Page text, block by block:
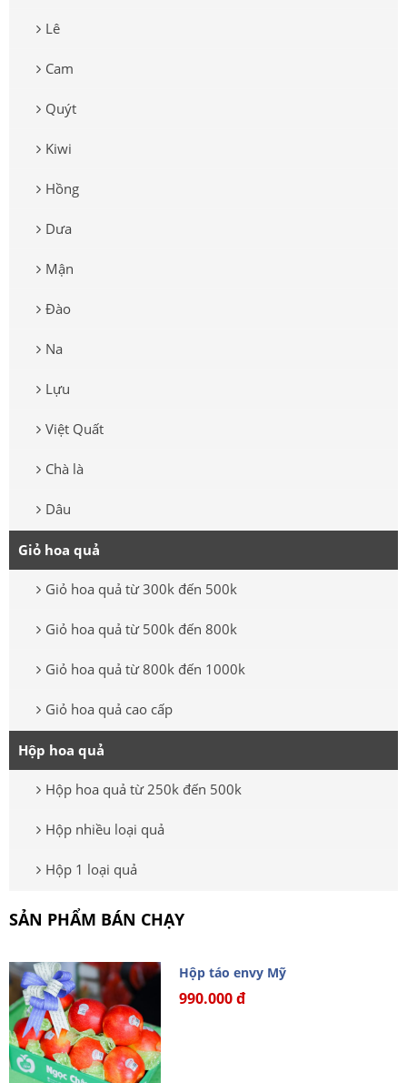
Lê
Cam
Quýt
Kiwi
Hồng
Dưa
Mận
Đào
Na
Lựu
Việt Quất
Chà là
Dâu
Giỏ hoa quả
Giỏ hoa quả từ 300k đến 500k
Giỏ hoa quả từ 500k đến 800k
Giỏ hoa quả từ 800k đến 1000k
Giỏ hoa quả cao cấp
Hộp hoa quả
Hộp hoa quả từ 250k đến 500k
Hộp nhiều loại quả
Hộp 1 loại quả
SẢN PHẨM BÁN CHẠY
Hộp táo envy Mỹ
990.000 đ